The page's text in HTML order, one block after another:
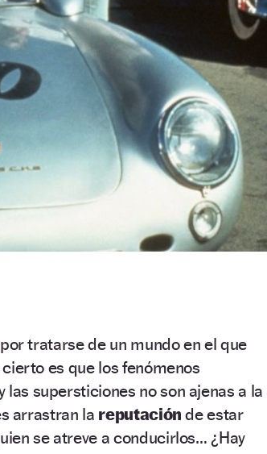
tratarse de un mundo en el que
cierto es que los fenómenos
las supersticiones no son ajenas a la
arrastran la reputación de estar
se atreve a conducirlos… ¿Hay